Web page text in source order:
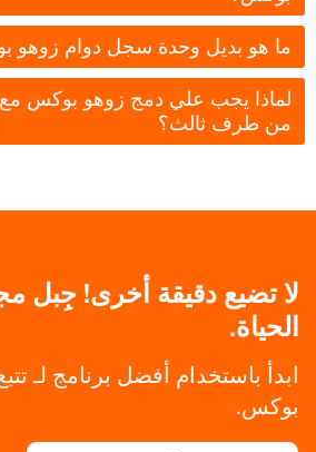
ما هو بديل وحدة سجل دوام زوهو
لماذا يجب علي دمج زوهو بوكس
من طرف ثالث؟
لا تضيع دقيقة أخرى! جِبل
الحياة.
ابدأ باستخدام أفضل برنامج لـ
بوكس.